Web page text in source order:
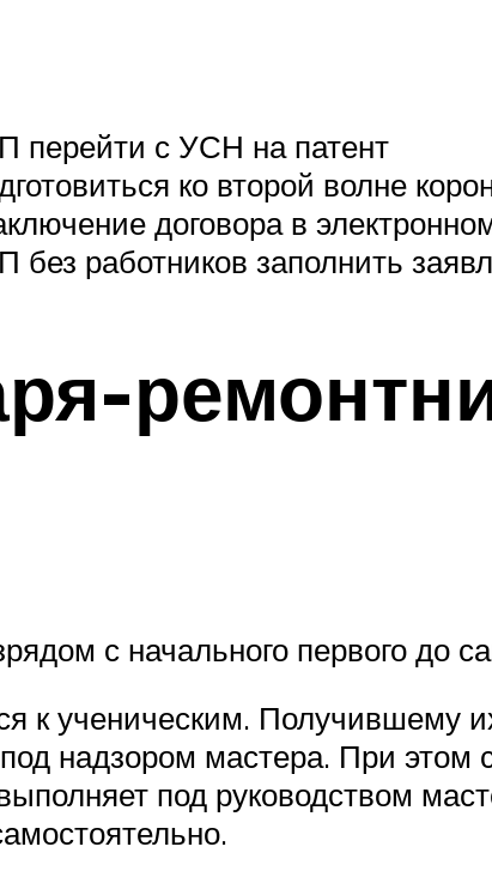
перейти с УСН на патент
ко второй волне
договора в
работников заполнить
с начального первого до
к ученическим. Получившему
надзором мастера. При этом
под руководством